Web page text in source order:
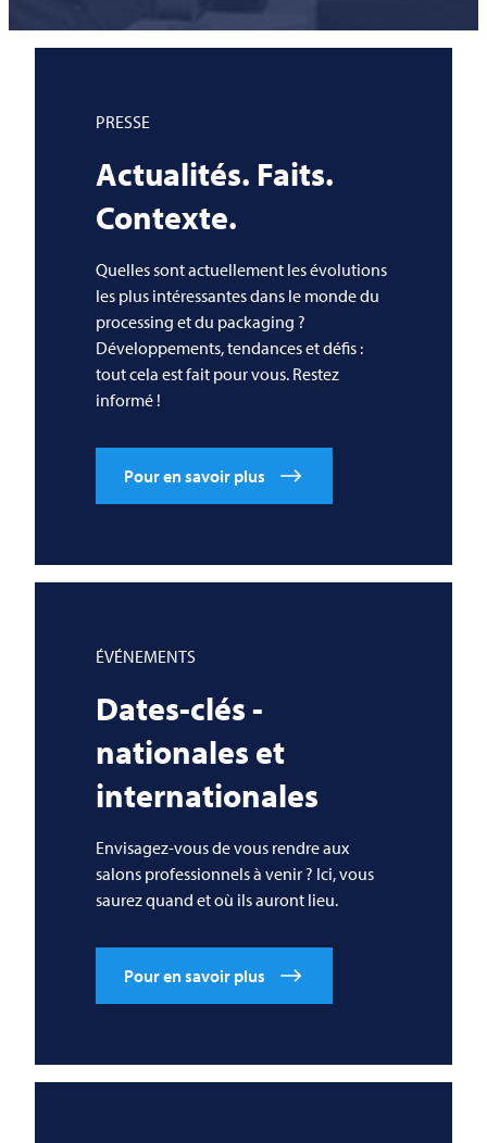
PRESSE
Actualités. Faits.
Contexte.
Quelles sont actuellement les évolutions
les plus intéressantes dans le monde du
processing et du packaging ?
Développements, tendances et défis :
tout cela est fait pour vous. Restez
informé !
Pour en savoir plus
ÉVÉNEMENTS
Dates-clés -
nationales et
internationales
Envisagez-vous de vous rendre aux
salons professionnels à venir ? Ici, vous
saurez quand et où ils auront lieu.
Pour en savoir plus